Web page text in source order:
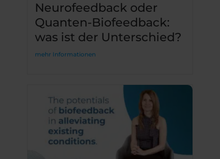
Neurofeedback oder
Quanten-Biofeedback:
was ist der Unterschied?
mehr Informationen